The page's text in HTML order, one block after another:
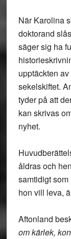
När Karolina
doktorand
säger sig ha
upptäckten
sekelskiftet.
tyder på att
kan skrivas
nyhet.
åldras och
samtidigt
hon vill leva,
Aftonland
om kärlek,